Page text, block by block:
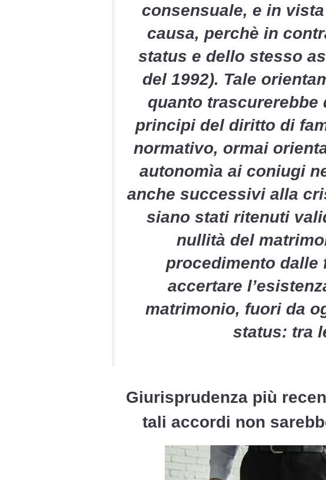
consensuale, e in
causa, perchè in
status e dello stesso
del 1992). Tale
quanto trascurerebbe
principi del diritto di
normativo, ormai
autonomìa ai coniugi
anche successivi alla
siano stati ritenuti
nullità del
procedimento
accertare
matrimonio, fuori da
status: tra
Giurisprudenza più
tali accordi non